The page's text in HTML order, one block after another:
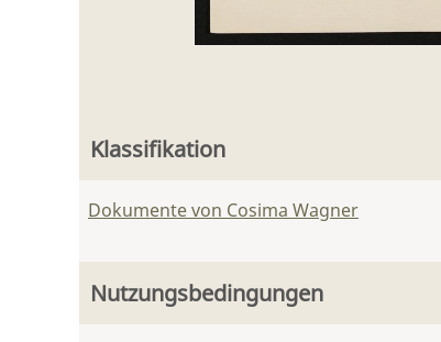
Klassifikation
Dokumente von Cosima Wagner
Nutzungsbedingungen